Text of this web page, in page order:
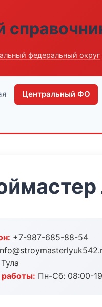
федеральный округ
Центральный ФО
+7-987-685-88-54
Тула
Пн-Сб: 08:00-